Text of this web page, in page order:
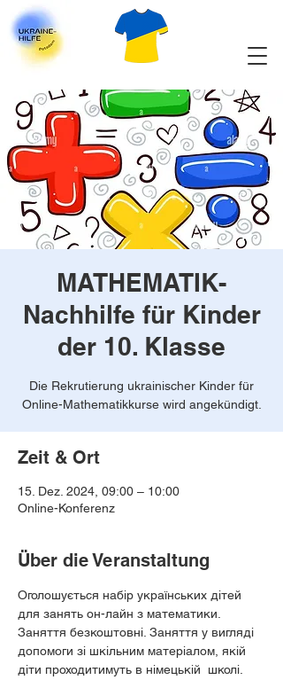
MATHEMATIK-
Nachhilfe für Kinder
der 10. Klasse
Die Rekrutierung ukrainischer Kinder für
Online-Mathematikkurse wird angekündigt.
Zeit & Ort
15. Dez. 2024, 09:00 – 10:00
Online-Konferenz
Über die Veranstaltung
Оголошується набір українських дітей
для занять он-лайн з математики.
Заняття безкоштовні. Заняття у вигляді
допомоги зі шкільним матеріалом, якій
діти проходитимуть в німецькій  школі.